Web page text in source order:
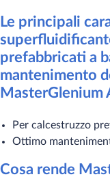
Le principali
prefabbricati a
mantenimento
MasterGlenium
Per calcestruzzo
Ottimo
Cosa rende